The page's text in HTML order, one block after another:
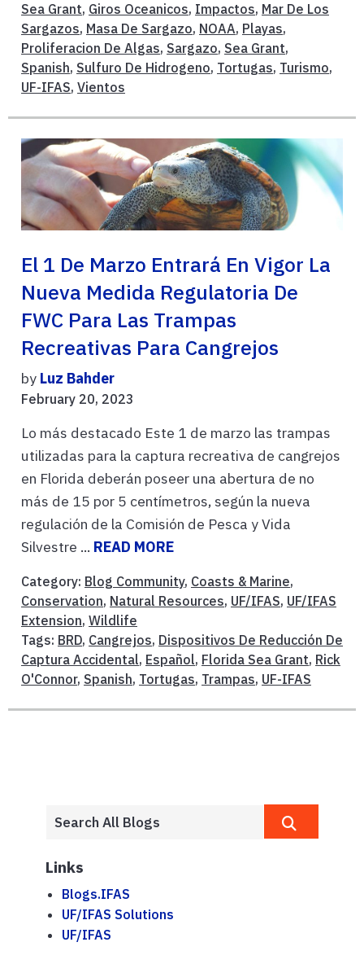
Sea Grant, Giros Oceanicos, Impactos, Mar De Los
Sargazos, Masa De Sargazo, NOAA, Playas,
Proliferacion De Algas, Sargazo, Sea Grant,
Spanish, Sulfuro De Hidrogeno, Tortugas, Turismo,
UF-IFAS, Vientos
El 1 De Marzo Entrará En Vigor La
Nueva Medida Regulatoria De
FWC Para Las Trampas
Recreativas Para Cangrejos
by Luz Bahder
February 20, 2023
Lo más destacado Este 1 de marzo las trampas
utilizadas para la captura recreativa de cangrejos
en Florida deberán poseer una abertura de no
más de 15 por 5 centímetros, según la nueva
regulación de la Comisión de Pesca y Vida
Silvestre ... READ MORE
Category: Blog Community, Coasts & Marine,
Conservation, Natural Resources, UF/IFAS, UF/IFAS
Extension, Wildlife
Tags: BRD, Cangrejos, Dispositivos De Reducción De
Captura Accidental, Español, Florida Sea Grant, Rick
O'Connor, Spanish, Tortugas, Trampas, UF-IFAS
Links
Blogs.IFAS
UF/IFAS Solutions
UF/IFAS